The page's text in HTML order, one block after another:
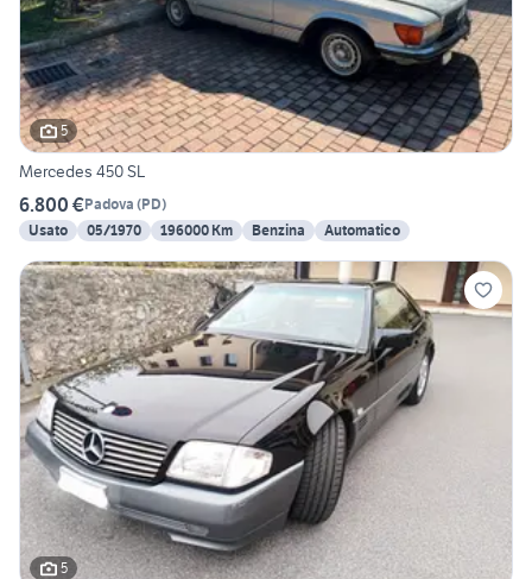
5
Mercedes 450 SL
6.800 €Padova (PD)
Usato
05/1970 196000 Km Benzina Automatico
5